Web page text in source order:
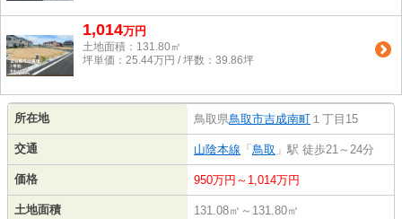
1,014万円
土地面積：131.80㎡
坪単価：25.44万円 / 坪数：39.86坪
所在地 鳥取県鳥取市吉成南町 １丁目15
交通 山陰本線 「 鳥取 」駅 徒歩21～24分
価格 950万円～1,014万円
土地面積 131.08㎡～131.80㎡